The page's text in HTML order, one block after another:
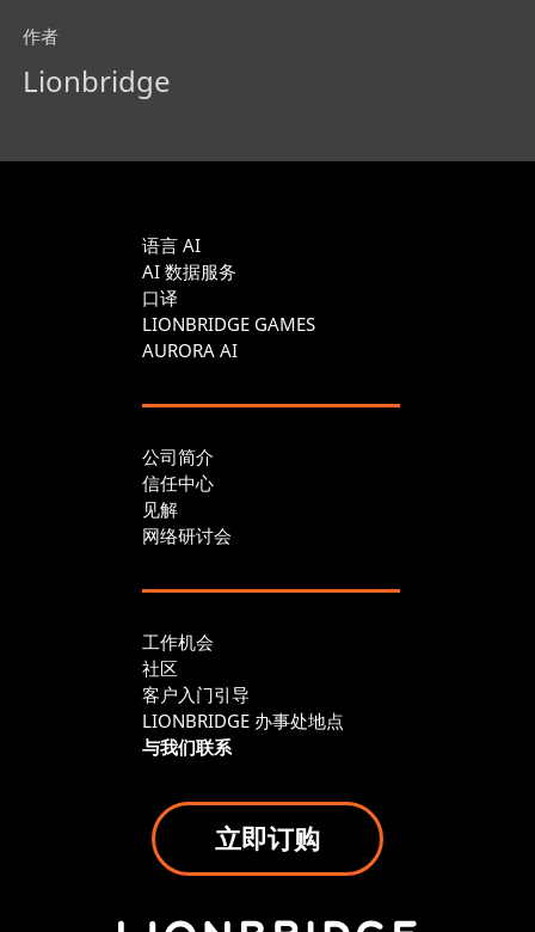
作者
Lionbridge
语言 AI
AI 数据服务
口译
LIONBRIDGE GAMES
AURORA AI
公司简介
信任中心
见解
网络研讨会
工作机会
社区
客户入门引导
LIONBRIDGE 办事处地点
与我们联系
立即订购